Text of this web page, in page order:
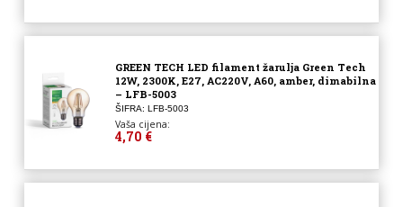
GREEN TECH LED filament žarulja Green Tech
12W, 2300K, E27, AC220V, A60, amber, dimabilna
– LFB-5003
ŠIFRA: LFB-5003
Vaša cijena:
4,70 €